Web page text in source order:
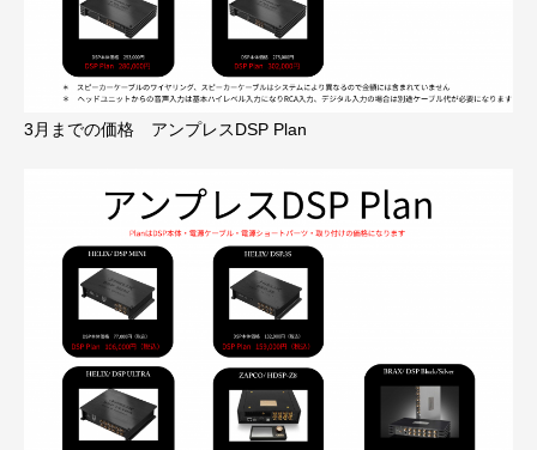
3月までの価格 アンプレスDSP Plan